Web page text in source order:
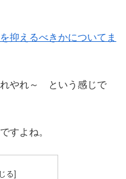
抑えるべきかについてま
れやれ～ という感じで
すよね。